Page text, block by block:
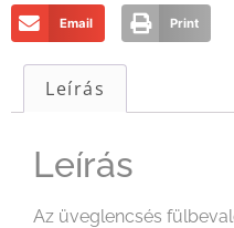
Email Print
Leírás
Leírás
Az üveglencsés